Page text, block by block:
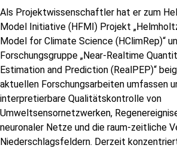
Als Projektwissenschaftler hat er zum
Model Initiative (HFMI) Projekt
Model for Climate Science (HClimRep)“
Forschungsgruppe „Near-Realtime
Estimation and Prediction (RealPEP)“
aktuellen Forschungsarbeiten umfassen
interpretierbare Qualitätskontrolle von
Umweltsensornetzwerken,
neuronaler Netze und die raum-zeitliche
Niederschlagsfeldern. Derzeit